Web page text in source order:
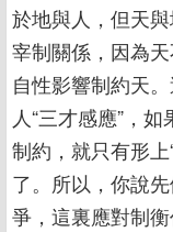
於地與人，但天
宰制關係，因為
自性影響制約天
人“三才感應”，
制約，就只有形上
了。所以，你說
爭，這裏應對制